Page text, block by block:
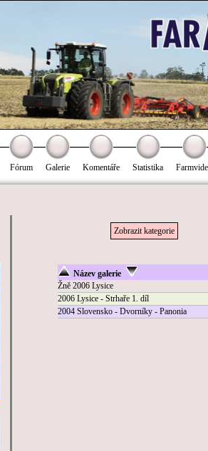
Fórum Galerie Komentáře Statistika
Zobrazit kategorie
Název galerie
Žně 2006 Lysice
2006 Lysice - Strhaře 1. díl
2004 Slovensko - Dvorníky - Panonia